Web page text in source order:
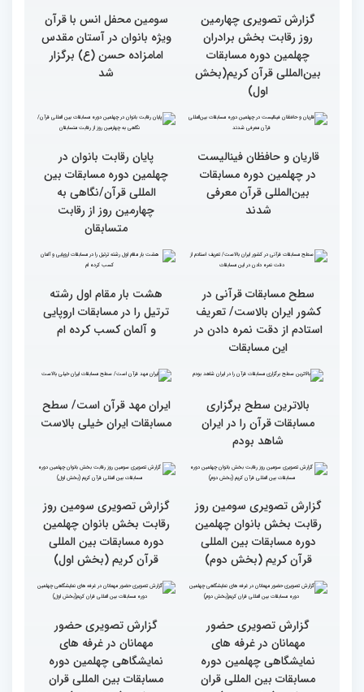
روز چهارم چهلمین دوره
مسابقات بین المللی قرآن
کریم
روز رقابت بخش برادران
چهلمین دوره مسابقات
بین‌المللی قرآن کریم(بخش
دوم)
روز رقابت بخش برادران
چهلمین دوره مسابقات
بین‌المللی قرآن کریم(بخش
اول)
ویژه بانوان در آستان مقدس
امامزاده حسن (ع) برگزار
شد
در چهلمین دوره مسابقات
بین‌المللی قرآن معرفی
شدند
چهلمین دوره مسابقات بین
المللی قرآن/نگاهی به
چهارمین روز از رقابت
سطح مسابقات قرآنی در
کشور ایران بالاست/ تعریف
استادم از دقت نمره دادن در
این مسابقات
هشت بار مقام اول رشته
ترتیل را در مسابقات اروپایی
بالاترین سطح برگزاری
مسابقات قرآن را در ایران
شاهد بودم
ایران مهد قرآن است/ سطح
مسابقات ایران خیلی بالاست
گزارش تصویری سومین روز
رقابت بخش بانوان چهلمین
دوره مسابقات بین المللی
قرآن کریم (بخش دوم)
گزارش تصویری سومین روز
رقابت بخش بانوان چهلمین
دوره مسابقات بین المللی
قرآن کریم (بخش اول)